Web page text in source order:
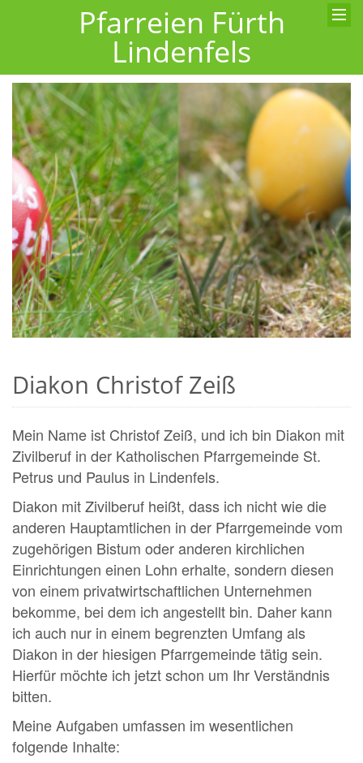
Pfarreien Fürth
Lindenfels
Diakon Christof Zeiß
Mein Name ist Christof Zeiß, und ich bin Diakon mit
Zivilberuf in der Katholischen Pfarrgemeinde St.
Petrus und Paulus in Lindenfels.
Diakon mit Zivilberuf heißt, dass ich nicht wie die
anderen Hauptamtlichen in der Pfarrgemeinde vom
zugehörigen Bistum oder anderen kirchlichen
Einrichtungen einen Lohn erhalte, sondern diesen
von einem privatwirtschaftlichen Unternehmen
bekomme, bei dem ich angestellt bin. Daher kann
ich auch nur in einem begrenzten Umfang als
Diakon in der hiesigen Pfarrgemeinde tätig sein.
Hierfür möchte ich jetzt schon um Ihr Verständnis
bitten.
Meine Aufgaben umfassen im wesentlichen
folgende Inhalte: